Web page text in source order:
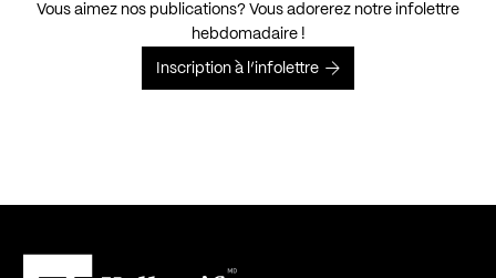
Vous aimez nos publications? Vous adorerez notre infolettre
hebdomadaire !
Inscription à l’infolettre